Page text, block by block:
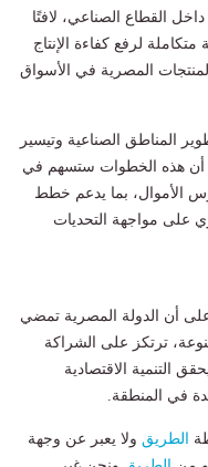
داخل القطاع الصناعي، لافتًا
لرفع كفاءة الإنتاج
المصرية في الأسواق
المناطق الصناعية وتيسير
أن هذه الخطوات ستسهم في
الأموال، بما يدعم خطط
على مواجهة التحديات
على أن الدولة المصرية تمضي
ترتكز على الشراكة
التنمية الاقتصادية
في المنطقة.
الطريق ولا يعبر عن وجهة